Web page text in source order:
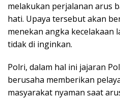
melakukan perjalanan arus
hati. Upaya tersebut akan
menekan angka kecelakaan
tidak di inginkan.
Polri, dalam hal ini jajaran
berusaha memberikan
masyarakat nyaman saat